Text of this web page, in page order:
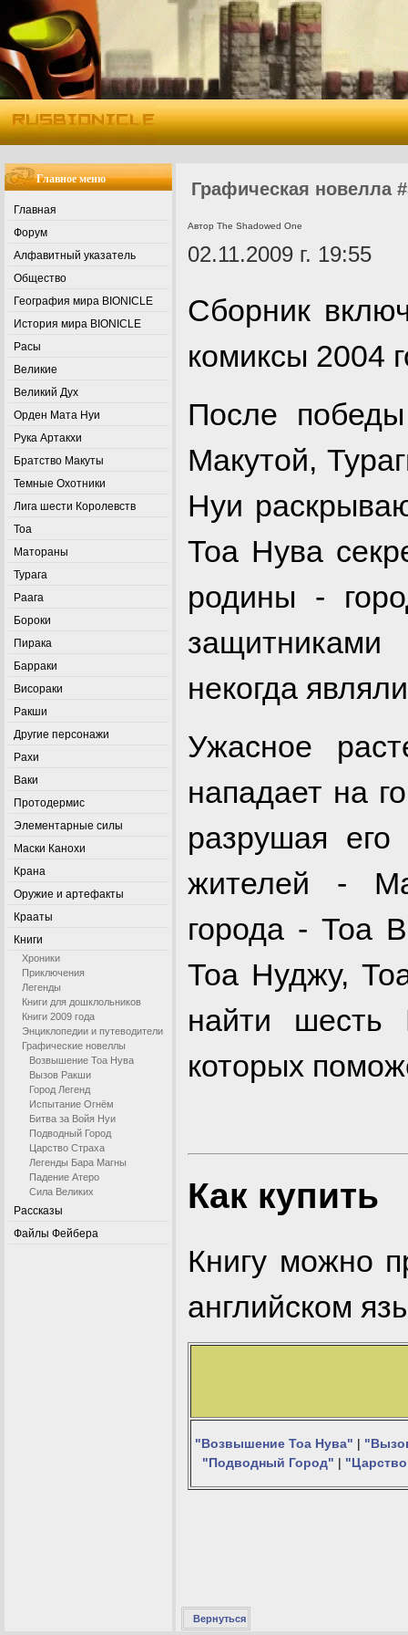
Главное меню
Главная
Форум
Алфавитный указатель
Общество
География мира BIONICLE
История мира BIONICLE
Расы
Великие
Великий Дух
Орден Мата Нуи
Рука Артакхи
Братство Макуты
Темные Охотники
Лига шести Королевств
Тоа
Матораны
Турага
Раага
Бороки
Пирака
Барраки
Висораки
Ракши
Другие персонажи
Рахи
Ваки
Протодермис
Элементарные силы
Маски Канохи
Крана
Оружие и артефакты
Крааты
Книги
Хроники
Приключения
Легенды
Книги для дошклольников
Книги 2009 года
Энциклопедии и путеводители
Графические новеллы
Возвышение Тоа Нува
Вызов Ракши
Город Легенд
Испытание Огнём
Битва за Войя Нуи
Подводный Город
Царство Страха
Легенды Бара Магны
Падение Атеро
Сила Великих
Рассказы
Файлы Фейбера
Графическая новелла
Автор The Shadowed One
02.11.2009 г. 19:55
Сборник
комиксы 2004
После
Макутой,
Нуи
Тоа Нува
родины -
некогда
Ужасное
нападает на
разрушая
жителей -
города - Тоа
Тоа Нуджу,
найти шесть
которых
Как купить
Книгу можно
английском
"Возвышение Тоа Нува" |
"Подводный Город" |
Вернуться